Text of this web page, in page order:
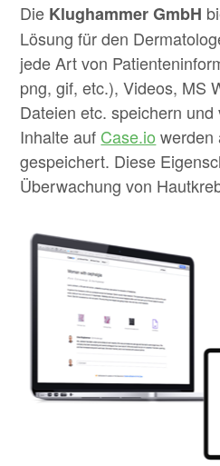
Die Klughammer GmbH
Lösung für den
jede Art von
png, gif, etc.), Videos, MS
Dateien etc. speichern
Inhalte auf Case.io werden
gespeichert. Diese
Überwachung von